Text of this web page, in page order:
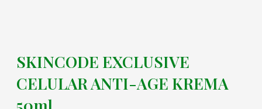
SKINCODE EXCLUSIVE
CELULAR ANTI-AGE KREMA
50ml